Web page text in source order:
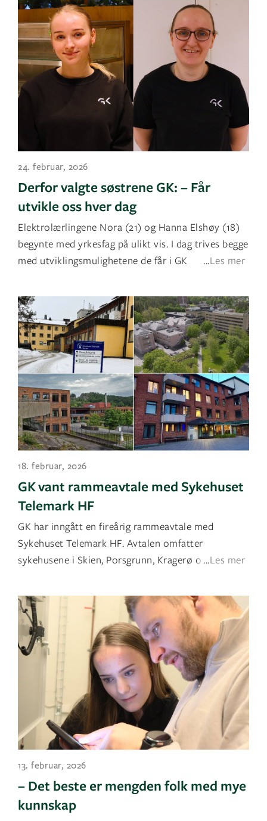
24. februar, 2026
Derfor valgte søstrene GK: – Får
utvikle oss hver dag
Elektrolærlingene Nora (21) og Hanna Elshøy (18)
begynte med yrkesfag på ulikt vis. I dag trives begge
med utviklingsmulighetene de får i GK
...Les mer
18. februar, 2026
GK vant rammeavtale med Sykehuset
Telemark HF
GK har inngått en fireårig rammeavtale med
Sykehuset Telemark HF. Avtalen omfatter
sykehusene i Skien, Porsgrunn, Kragerø o ...Les mer
13. februar, 2026
– Det beste er mengden folk med mye
kunnskap